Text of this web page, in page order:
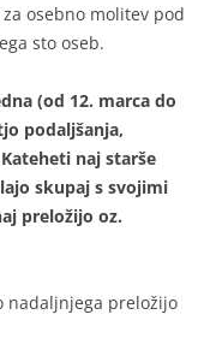
osebno molitev pod
sto oseb.
(od 12. marca do
podaljšanja,
naj starše
skupaj s svojimi
preložijo oz.
preložijo